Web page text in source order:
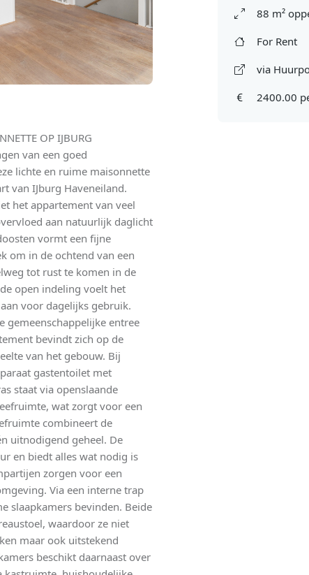
OP IJBURG
van een goed
lichte en ruime maisonnette
van IJburg Haveneiland.
het appartement van veel
aan natuurlijk daglicht
vormt een fijne
om in de ochtend van een
tot rust te komen in de
open indeling voelt het
voor dagelijks gebruik.
gemeenschappelijke entree
bevindt zich op de
van het gebouw. Bij
gastentoilet met
staat via openslaande
wat zorgt voor een
combineert de
uitnodigend geheel. De
en biedt alles wat nodig is
zorgen voor een
Via een interne trap
slaapkamers bevinden. Beide
waardoor ze niet
maar ook uitstekend
beschikt daarnaast over
88 m²
For Rent
via
2400.00